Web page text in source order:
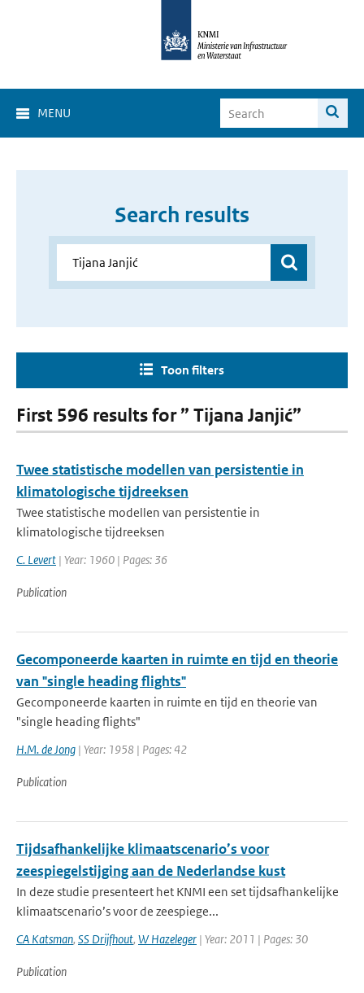
MENU
Search results
Toon filters
First 596 results for ” Tijana Janjić”
Twee statistische modellen van persistentie in
klimatologische tijdreeksen
Twee statistische modellen van persistentie in
klimatologische tijdreeksen
C. Levert | Year: 1960 | Pages: 36
Publication
Gecomponeerde kaarten in ruimte en tijd en theorie
van "single heading flights"
Gecomponeerde kaarten in ruimte en tijd en theorie van
"single heading flights"
H.M. de Jong | Year: 1958 | Pages: 42
Publication
Tijdsafhankelijke klimaatscenario’s voor
zeespiegelstijging aan de Nederlandse kust
In deze studie presenteert het KNMI een set tijdsafhankelijke
klimaatscenario’s voor de zeespiege...
CA Katsman, SS Drijfhout, W Hazeleger | Year: 2011 | Pages: 30
Publication